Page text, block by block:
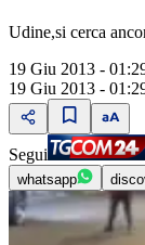
Udine,si cerca
19 Giu 2013 -
19 Giu 2013 -
Segui
whatsapp